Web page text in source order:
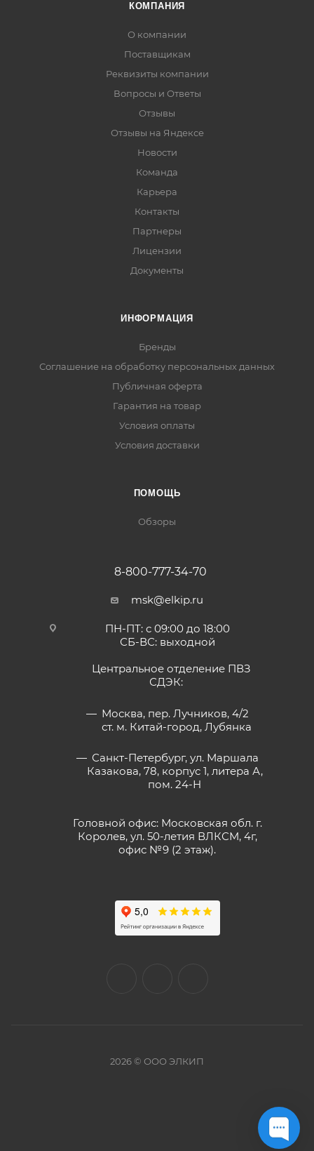
КОМПАНИЯ
О компании
Поставщикам
Реквизиты компании
Вопросы и Ответы
Отзывы
Отзывы на Яндексе
Новости
Команда
Карьера
Контакты
Партнеры
Лицензии
Документы
ИНФОРМАЦИЯ
Бренды
Соглашение на обработку персональных данных
Публичная оферта
Гарантия на товар
Условия оплаты
Условия доставки
ПОМОЩЬ
Обзоры
8-800-777-34-70
msk@elkip.ru
ПН-ПТ: с 09:00 до 18:00
СБ-ВС: выходной
Центральное отделение ПВЗ
СДЭК:
Москва, пер. Лучников, 4/2
ст. м. Китай-город, Лубянка
Санкт-Петербург, ул. Маршала
Казакова, 78, корпус 1, литера А,
пом. 24-Н
Головной офис: Московская обл. г.
Королев, ул. 50-летия ВЛКСМ, 4г,
офис №9 (2 этаж).
2026 © ООО ЭЛКИП